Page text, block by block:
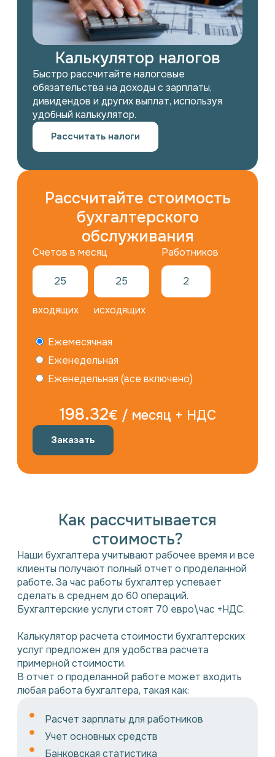
Калькулятор налогов
Быстро рассчитайте налоговые
обязательства на доходы с зарплаты,
дивидендов и других выплат, используя
удобный калькулятор.
Рассчитать налоги
Рассчитайте стоимость
бухгалтерского
обслуживания
входящих исходящих
Работников
Ежемесячная
Еженедельная
Еженедельная (все включено)
Заказать
198.32€ / месяц + НДС
Как рассчитывается
стоимость?
Наши бухгалтера учитывают рабочее время и все
клиенты получают полный отчет о проделанной
работе. За час работы бухгалтер успевает
сделать в среднем до 60 операций.
Бухгалтерские услуги стоят 70 евро\час +НДС.
Калькулятор расчета стоимости бухгалтерских
услуг предложен для удобства расчета
примерной стоимости.
В отчет о проделанной работе может входить
любая работа бухгалтера, такая как:
Расчет зарплаты для работников
Учет основных средств
Банковская статистика